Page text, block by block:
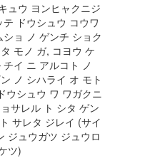
ュウ ヨンヒャクニジ
ドウシュウ コウワ
ョ ノ ゲンチ ショク
モノ ガ, コヨウ ケ
イ ニ アルコト ノ
ノ シハライ オ モト
ウシュウ ワ ワガクニ
サレル ト シタ ゲン
サレタ ジレイ (サイ
ジュウガツ ジュウロ
ケツ)